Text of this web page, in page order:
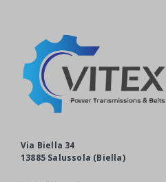
Via Biella 34
13885 Salussola (Biella)